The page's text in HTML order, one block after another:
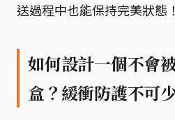
送過程中也能保持完美狀態！
如何設計一個不會
盒？緩衝防護不可